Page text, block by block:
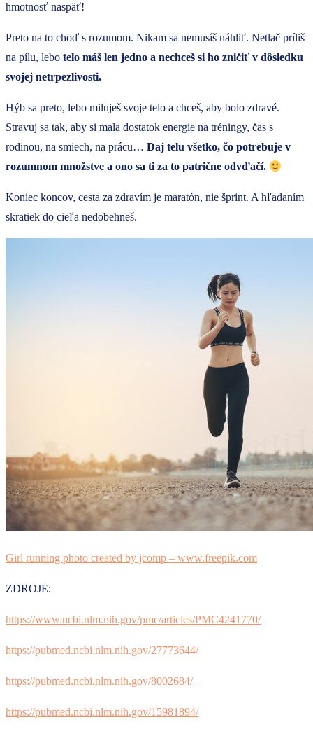
hmotnosť naspäť!
Preto na to choď s rozumom. Nikam sa nemusíš náhliť. Netlač príliš
na pílu, lebo telo máš len jedno a nechceš si ho zničiť v dôsledku
svojej netrpezlivosti.
Hýb sa preto, lebo miluješ svoje telo a chceš, aby bolo zdravé.
Stravuj sa tak, aby si mala dostatok energie na tréningy, čas s
rodinou, na smiech, na prácu… Daj telu všetko, čo potrebuje v
rozumnom množstve a ono sa ti za to patrične odvďačí.
Koniec koncov, cesta za zdravím je maratón, nie šprint. A hľadaním
skratiek do cieľa nedobehneš.
Girl running photo created by jcomp – www.freepik.com
ZDROJE:
https://www.ncbi.nlm.nih.gov/pmc/articles/PMC4241770/
https://pubmed.ncbi.nlm.nih.gov/27773644/
https://pubmed.ncbi.nlm.nih.gov/8002684/
https://pubmed.ncbi.nlm.nih.gov/15981894/